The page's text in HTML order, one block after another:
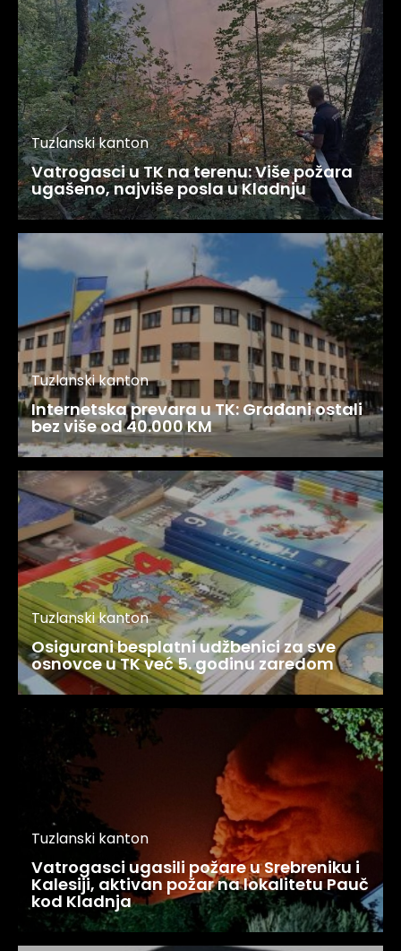
Tuzlanski kanton
Vatrogasci u TK na terenu: Više požara
ugašeno, najviše posla u Kladnju
Tuzlanski kanton
Internetska prevara u TK: Građani ostali
bez više od 40.000 KM
Tuzlanski kanton
Osigurani besplatni udžbenici za sve
osnovce u TK već 5. godinu zaredom
Tuzlanski kanton
Vatrogasci ugasili požare u Srebreniku i
Kalesiji, aktivan požar na lokalitetu Pauč
kod Kladnja